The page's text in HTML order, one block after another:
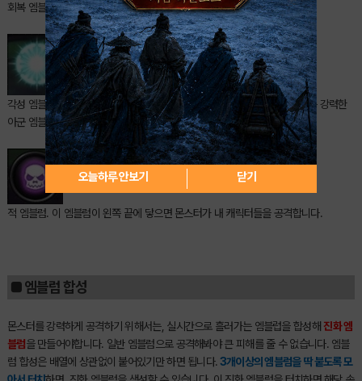
회복 엠블럼. 캐릭터의 체력을 회복시켜주는 포션과 같은 역활을 합니다.
각성 엠블럼. 진화엠블럼으로 합성해낼 수 있으며 적엠블럼도 파괴할 수 있는 강력한
아군 엠블럼입니다.
적 엠블럼. 이 엠블럼이 왼쪽 끝에 닿으면 몬스터가 내 캐릭터들을 공격합니다.
■ 엠블럼 합성
몬스터를 강력하게 공격하기 위해서는, 실시간으로 흘러가는 엠블럽을 합성해 진화 엠
블럼을 만들어야합니다. 일반 엠블럼으로 공격해봐야 큰 피해를 줄 수 없습니다. 엠블
럼 합성은 배열에 상관없이 붙어있기만 하면 됩니다.3개이상의 엠블럼을 딱 붙도록 모
오늘하루 안보기 닫기